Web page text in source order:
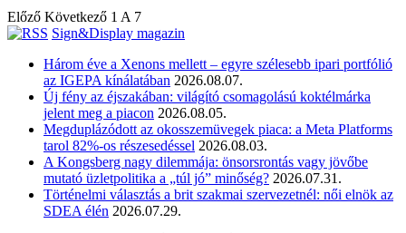
Előző Következő 1 A 7
Sign&Display magazin
Három éve a Xenons mellett – egyre szélesebb ipari portfólió
az IGEPA kínálatában 2026.08.07.
Új fény az éjszakában: világító csomagolású koktélmárka
jelent meg a piacon 2026.08.05.
Megduplázódott az okosszemüvegek piaca: a Meta Platforms
tarol 82%-os részesedéssel 2026.08.03.
A Kongsberg nagy dilemmája: önsorsrontás vagy jövőbe
mutató üzletpolitika a „túl jó” minőség? 2026.07.31.
Történelmi választás a brit szakmai szervezetnél: női elnök az
SDEA élén 2026.07.29.